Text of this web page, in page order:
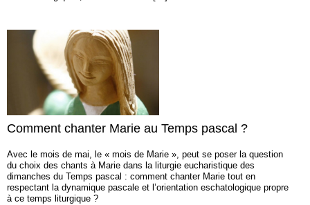
Comment chanter Marie au Temps pascal ?
Avec le mois de mai, le « mois de Marie », peut se poser la question
du choix des chants à Marie dans la liturgie eucharistique des
dimanches du Temps pascal : comment chanter Marie tout en
respectant la dynamique pascale et l’orientation eschatologique propre
à ce temps liturgique ?